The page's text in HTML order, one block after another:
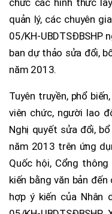
quản lý, các chuyên
05/KH-UBDTSĐBSHP
ban dự thảo sửa đổi,
năm 2013.
Tuyên truyền, phổ
viên chức, người lao
Nghị quyết sửa đổi,
năm 2013 trên ứng
Quốc hội, Cổng
kiến bằng văn bản
hợp ý kiến của Nhân